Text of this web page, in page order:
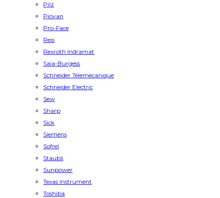
Pilz
Piovan
Pro-Face
Reis
Rexroth Indramat
Saia-Burgess
Schneider Telemecanique
Schneider Electric
Sew
Sharp
Sick
Siemens
Sofrel
Staubli
Sunpower
Texas Instrument
Toshiba